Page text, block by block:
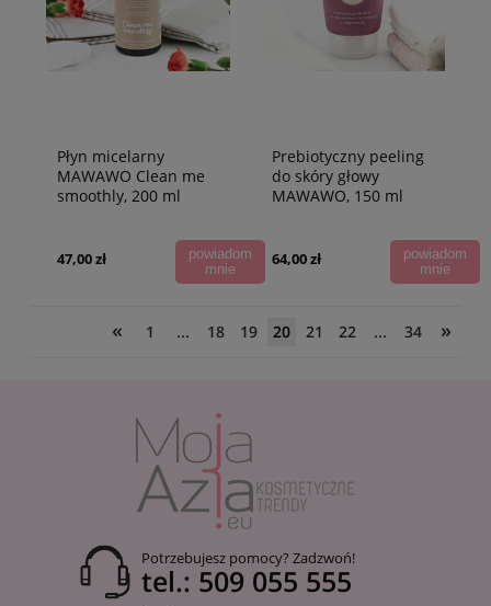
Płyn micelarny
MAWAWO Clean me
smoothly, 200 ml
47,00 zł
powiadom
mnie
Prebiotyczny peeling
do skóry głowy
MAWAWO, 150 ml
64,00 zł
powiadom
mnie
« 1 ... 18 19 20 21 22 ... 34 »
Potrzebujesz pomocy? Zadzwoń!
tel.: 509 055 555